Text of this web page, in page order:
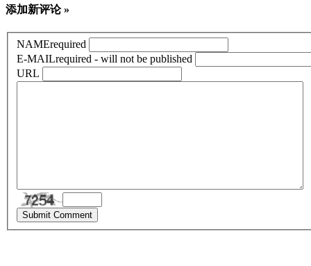
添加新评论 »
NAMErequired
E-MAILrequired - will not be published
URL